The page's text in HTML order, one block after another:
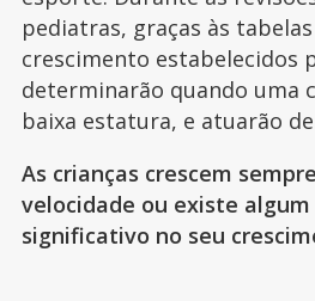
pediatras, graças às
crescimento estabelecidos
determinarão quando uma
baixa estatura, e atuarão
As crianças crescem
velocidade ou existe
significativo no seu